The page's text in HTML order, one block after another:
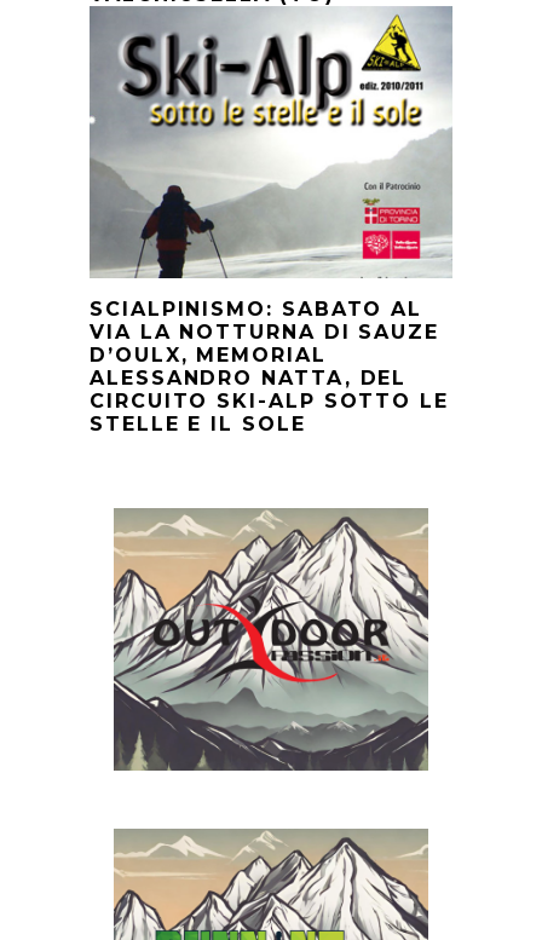
SCIALPINISMO: SABATO AL
VIA LA NOTTURNA DI SAUZE
D’OULX, MEMORIAL
ALESSANDRO NATTA, DEL
CIRCUITO SKI-ALP SOTTO LE
STELLE E IL SOLE